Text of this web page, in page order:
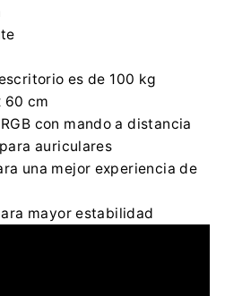
es de 100 kg
60 cm
con mando a distancia
auriculares
una mejor experiencia de
mayor estabilidad